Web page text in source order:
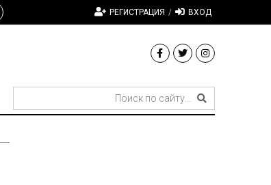
РЕГИСТРАЦИЯ / ВХОД